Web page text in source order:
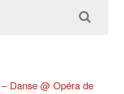
Danse @ Opéra de